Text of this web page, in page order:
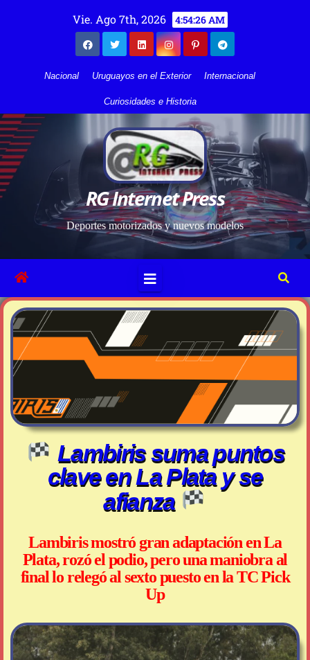
Vie. Ago 7th, 2026 4:54:27 AM
Nacional Uruguayos en el Exterior Internacional
Curiosidades e Historia
RG Internet Press
Deportes motorizados y nuevos modelos
Lambiris suma puntos
clave en La Plata y se
afianza
Lambiris mostró gran adaptación en La
Plata, rozó el podio, pero una maniobra al
final lo relegó al sexto puesto en la TC Pick
Up